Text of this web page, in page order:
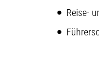
Reise-